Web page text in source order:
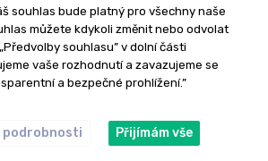
souhlas bude platný pro všechny naše
můžete kdykoli změnit nebo odvolat
souhlasu” v dolní části
vaše rozhodnutí a zavazujeme se
a bezpečné prohlížení.”
Přijímám vše